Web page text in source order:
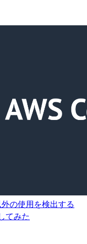
の使用を検出する
てみた